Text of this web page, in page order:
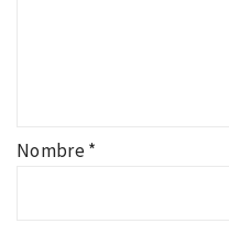
Nombre*